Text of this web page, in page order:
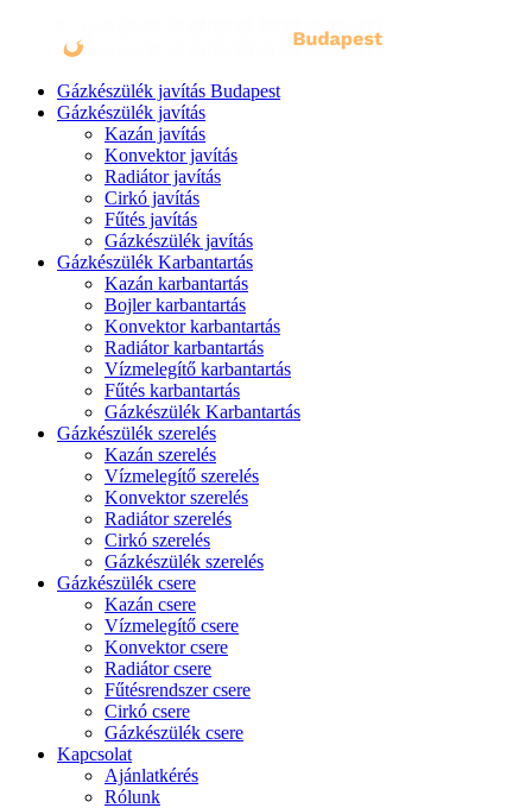
Gázkészülék javítás Budapest
Gázkészülék javítás
Kazán javítás
Konvektor javítás
Radiátor javítás
Cirkó javítás
Fűtés javítás
Gázkészülék javítás
Gázkészülék Karbantartás
Kazán karbantartás
Bojler karbantartás
Konvektor karbantartás
Radiátor karbantartás
Vízmelegítő karbantartás
Fűtés karbantartás
Gázkészülék Karbantartás
Gázkészülék szerelés
Kazán szerelés
Vízmelegítő szerelés
Konvektor szerelés
Radiátor szerelés
Cirkó szerelés
Gázkészülék szerelés
Gázkészülék csere
Kazán csere
Vízmelegítő csere
Konvektor csere
Radiátor csere
Fűtésrendszer csere
Cirkó csere
Gázkészülék csere
Kapcsolat
Ajánlatkérés
Rólunk